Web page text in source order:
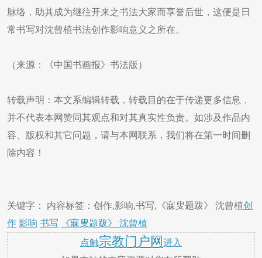
脉络，助其成为继往开来之书法大家而享誉后世，这便是日
常书写对沈曾植书法创作影响意义之所在。
（来源：《中国书画报》书法版）
转载声明：本文系编辑转载，转载目的在于传递更多信息，
并不代表本网赞同其观点和对其真实性负责。如涉及作品内
容、版权和其它问题，请与本网联系，我们将在第一时间删
除内容！
关键字： 内容标签：创作,影响,书写,《寐叟题跋》 沈曾植创
作 影响 书写
《寐叟题跋》 沈曾植
点触宗教门户网 进入